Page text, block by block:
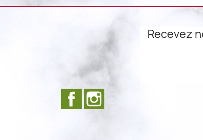
Recevez
Facebook